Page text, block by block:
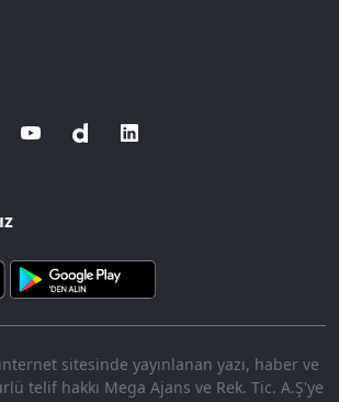
sitesinde yayınlanan yazı, haber ve
telif hakkı Mega Ajans ve Rek. Tic. A.Ş'ye